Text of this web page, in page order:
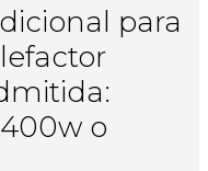
para
o